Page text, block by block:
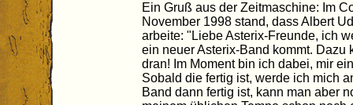
Ein Gruß aus der Zeitmaschine: Im
November 1998 stand, dass Albert
arbeite: "Liebe Asterix-Freunde, ich
ein neuer Asterix-Band kommt.
dran! Im Moment bin ich dabei, mir
Sobald die fertig ist, werde ich mich
Band dann fertig ist, kann man aber